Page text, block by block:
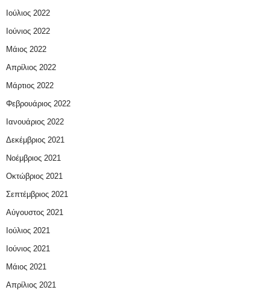
Ιούλιος 2022
Ιούνιος 2022
Μάιος 2022
Απρίλιος 2022
Μάρτιος 2022
Φεβρουάριος 2022
Ιανουάριος 2022
Δεκέμβριος 2021
Νοέμβριος 2021
Οκτώβριος 2021
Σεπτέμβριος 2021
Αύγουστος 2021
Ιούλιος 2021
Ιούνιος 2021
Μάιος 2021
Απρίλιος 2021